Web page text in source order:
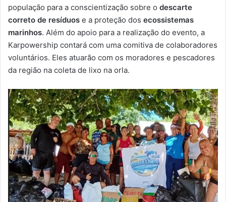
população para a conscientização sobre o descarte
correto de resíduos e a proteção dos ecossistemas
marinhos. Além do apoio para a realização do evento, a
Karpowership contará com uma comitiva de colaboradores
voluntários. Eles atuarão com os moradores e pescadores
da região na coleta de lixo na orla.